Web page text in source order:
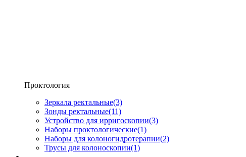
Проктология
Зеркала ректальные(3)
Зонды ректальные(11)
Устройство для ирригоскопии(3)
Наборы проктологические(1)
Наборы для колоногидротерапии(2)
Трусы для колоноскопии(1)